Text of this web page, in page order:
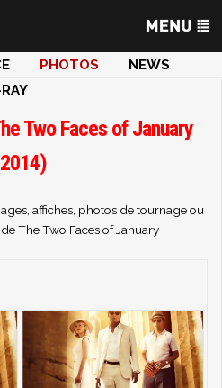
PHOTOS
NEWS
Two Faces of January
affiches, photos de tournage ou
The Two Faces of January